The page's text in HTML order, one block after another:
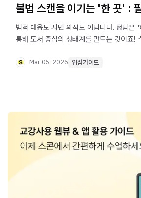
불법 스캔을 이기는 '한 끗' :
법적 대응도 시민 의식도 아닙니다. 정답은
통해 도서 중심의 생태계를 만드는 것이죠!
유도하는지 알아 보세요.
Mar 05, 2026 입점가이드